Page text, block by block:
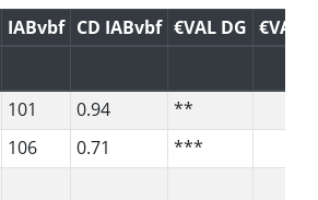
IABvbf CD IABvbf €VAL DG €VAL
101 0.94
**
106 0.71
***